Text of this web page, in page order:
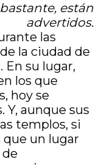
están
advertidos.
las
la ciudad de
En su lugar,
los que
hoy se
Y, aunque sus
templos, si
que un lugar